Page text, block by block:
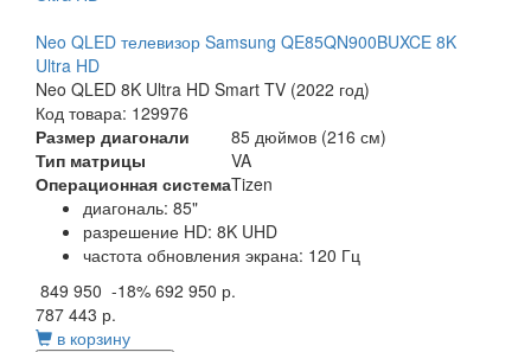
Neo QLED телевизор Samsung QE85QN900BUXCE 8K
Ultra HD
Neo QLED 8K Ultra HD Smart TV (2022 год)
Код товара: 129976
Размер диагонали
85 дюймов (216 см)
Тип матрицы
VA
Операционная системаTizen
диагональ: 85"
разрешение HD: 8K UHD
частота обновления экрана: 120 Гц
849 950 -18% 692 950 р.
787 443 р.
в корзину